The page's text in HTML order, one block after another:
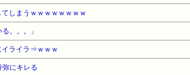
しまうｗｗｗｗｗｗｗｗ
。。。」
イライラ⇒ｗｗｗ
弥にキレる